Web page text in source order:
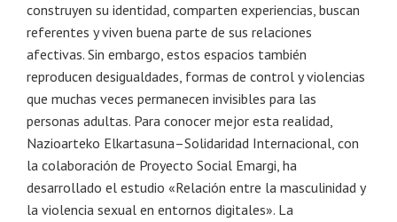
construyen su identidad, comparten experiencias, buscan
referentes y viven buena parte de sus relaciones
afectivas. Sin embargo, estos espacios también
reproducen desigualdades, formas de control y violencias
que muchas veces permanecen invisibles para las
personas adultas. Para conocer mejor esta realidad,
Nazioarteko Elkartasuna–Solidaridad Internacional, con
la colaboración de Proyecto Social Emargi, ha
desarrollado el estudio «Relación entre la masculinidad y
la violencia sexual en entornos digitales». La